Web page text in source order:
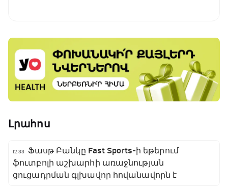
Լրահոս
12:33
Ֆասթ Բանկը Fast Sports-ի եթերում
ֆուտբոլի աշխարհի առաջնության
ցուցադրման գլխավոր հովանավորն է